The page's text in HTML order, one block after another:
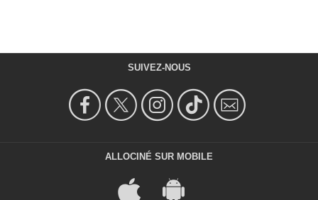
SUIVEZ-NOUS
ALLOCINÉ SUR MOBILE